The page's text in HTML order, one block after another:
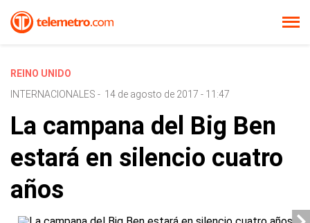
REINO UNIDO
INTERNACIONALES - 14 de agosto de 2017 - 11:47
La campana del Big Ben
estará en silencio cuatro
años